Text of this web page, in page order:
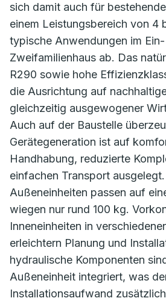
sich damit auch für
einem Leistungsbereich von 4
typische Anwendungen im
Zweifamilienhaus ab. Das
R290 sowie hohe
die Ausrichtung auf
gleichzeitig ausgewogener
Auch auf der Baustelle
Gerätegeneration ist auf
Handhabung, reduzierte
einfachen Transport
Außeneinheiten passen auf
wiegen nur rund 100 kg.
Inneneinheiten in
erleichtern Planung und
hydraulische Komponenten
Außeneinheit integriert, was
Installationsaufwand